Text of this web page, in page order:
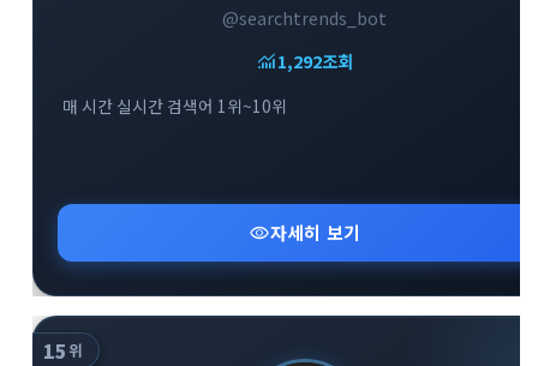
@searchtrends_bot
monitoring1,292조회
매 시간 실시간 검색어 1위~10위
visibility자세히 보기
15 위